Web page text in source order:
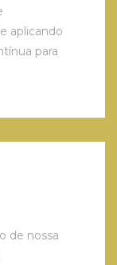
aplicando
para
de nossa